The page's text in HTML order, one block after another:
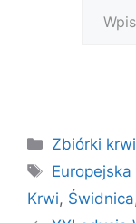
Kategorie
Zbiórki krwi
Tagi
Krwi, Świdnica